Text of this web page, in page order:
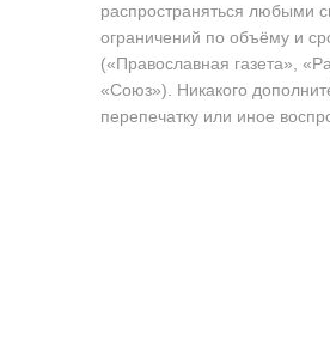
распространяться любыми
ограничений по объёму и
(«Православная газета»,
«Союз»). Никакого
перепечатку или иное